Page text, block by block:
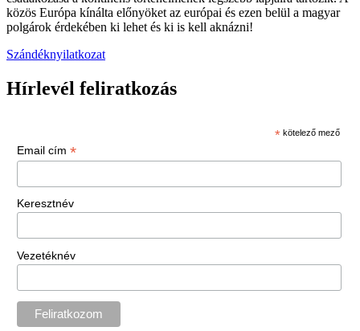
közös Európa kínálta előnyöket az európai és ezen belül a magyar
polgárok érdekében ki lehet és ki is kell aknázni!
Szándéknyilatkozat
Hírlevél feliratkozás
* kötelező mező
Email cím *
Keresztnév
Vezetéknév